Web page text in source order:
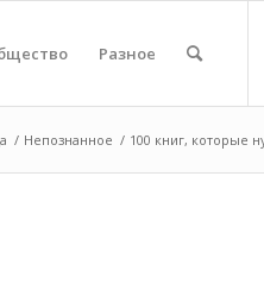
Разное
/ Непознанное / 100 книг, которые